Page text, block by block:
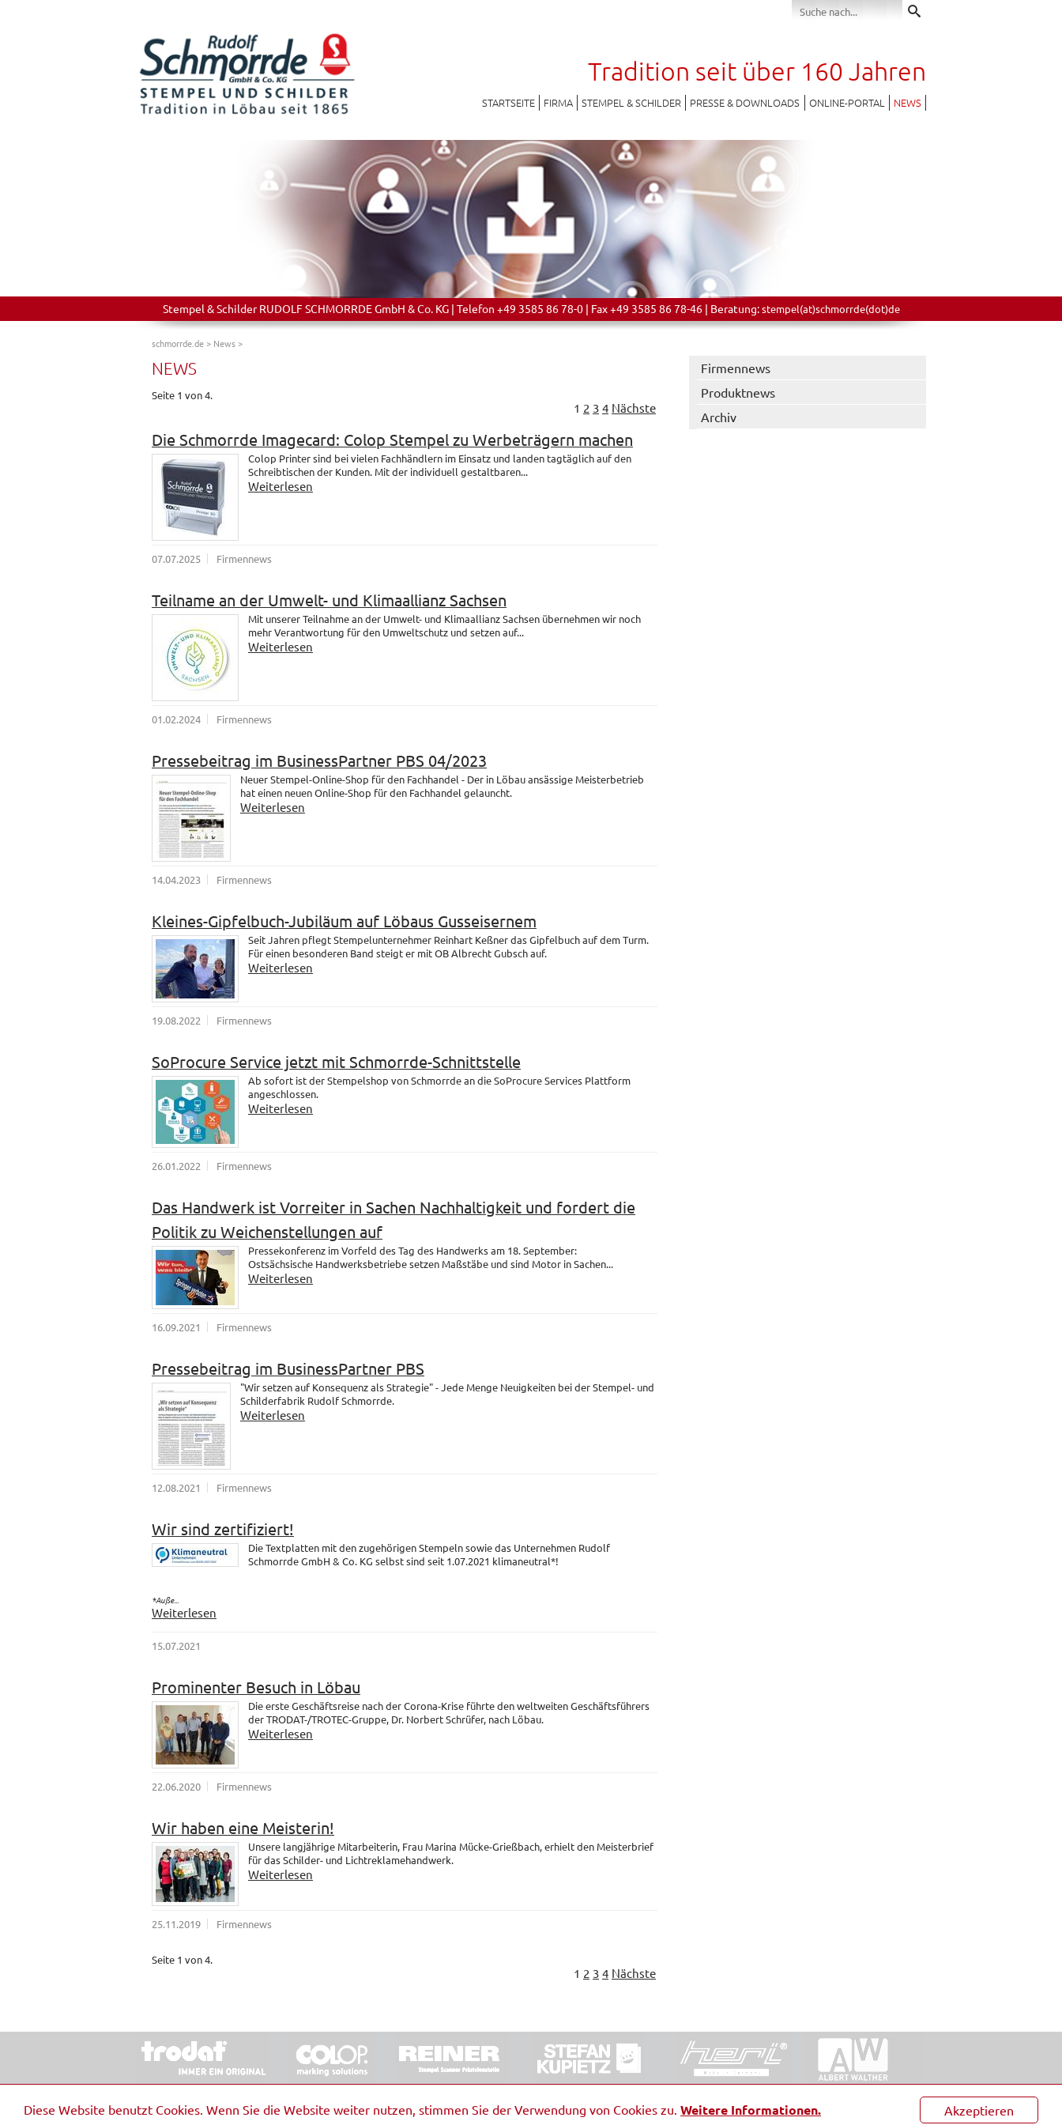
Akzeptieren
Diese Website benutzt Cookies. Wenn Sie die Website weiter nutzen, stimmen Sie der Verwendung von Cookies zu. Weitere Informationen.
Tradition seit über 160 Jahren
STARTSEITE FIRMA STEMPEL & SCHILDER PRESSE & DOWNLOADS ONLINE-PORTAL NEWS
Stempel & Schilder RUDOLF SCHMORRDE GmbH & Co. KG | Telefon +49 3585 86 78-0 | Fax +49 3585 86 78-46 | Beratung:stempel(at)schmorrde(dot)de
schmorrde.de> News>
NEWS
Seite 1 von 4.
1 2 3 4 Nächste
Die Schmorrde Imagecard: Colop Stempel zu Werbeträgern machen
Colop Printer sind bei vielen Fachhändlern im Einsatz und landen tagtäglich auf den
Schreibtischen der Kunden. Mit der individuell gestaltbaren...
Weiterlesen
07.07.2025 Firmennews
Teilname an der Umwelt- und Klimaallianz Sachsen
Mit unserer Teilnahme an der Umwelt- und Klimaallianz Sachsen übernehmen wir noch
mehr Verantwortung für den Umweltschutz und setzen auf...
Weiterlesen
01.02.2024 Firmennews
Pressebeitrag im BusinessPartner PBS 04/2023
Neuer Stempel-Online-Shop für den Fachhandel - Der in Löbau ansässige Meisterbetrieb
hat einen neuen Online-Shop für den Fachhandel gelauncht.
Weiterlesen
14.04.2023 Firmennews
Kleines-Gipfelbuch-Jubiläum auf Löbaus Gusseisernem
Seit Jahren pflegt Stempelunternehmer Reinhart Keßner das Gipfelbuch auf dem Turm.
Für einen besonderen Band steigt er mit OB Albrecht Gubsch auf.
Weiterlesen
19.08.2022 Firmennews
SoProcure Service jetzt mit Schmorrde-Schnittstelle
Ab sofort ist der Stempelshop von Schmorrde an die SoProcure Services Plattform
angeschlossen.
Weiterlesen
26.01.2022 Firmennews
Das Handwerk ist Vorreiter in Sachen Nachhaltigkeit und fordert die
Politik zu Weichenstellungen auf
Pressekonferenz im Vorfeld des Tag des Handwerks am 18. September:
Ostsächsische Handwerksbetriebe setzen Maßstäbe und sind Motor in Sachen...
Weiterlesen
16.09.2021 Firmennews
Pressebeitrag im BusinessPartner PBS
"Wir setzen auf Konsequenz als Strategie" - Jede Menge Neuigkeiten bei der Stempel- und
Schilderfabrik Rudolf Schmorrde.
Weiterlesen
12.08.2021 Firmennews
Wir sind zertifiziert!
Die Textplatten mit den zugehörigen Stempeln sowie das Unternehmen Rudolf
Schmorrde GmbH & Co. KG selbst sind seit 1.07.2021 klimaneutral*!
*Auße...
Weiterlesen
15.07.2021
Prominenter Besuch in Löbau
Die erste Geschäftsreise nach der Corona-Krise führte den weltweiten Geschäftsführers
der TRODAT-/TROTEC-Gruppe, Dr. Norbert Schrüfer, nach Löbau.
Weiterlesen
22.06.2020 Firmennews
Wir haben eine Meisterin!
Unsere langjährige Mitarbeiterin, Frau Marina Mücke-Grießbach, erhielt den Meisterbrief
für das Schilder- und Lichtreklamehandwerk.
Weiterlesen
25.11.2019 Firmennews
Seite 1 von 4.
1 2 3 4 Nächste
Firmennews
Produktnews
Archiv
© 2026 Stempel & Schilder RUDOLF SCHMORRDE GmbH & Co. KG Impressum Barrierefreiheit Kontakt Datenschutz